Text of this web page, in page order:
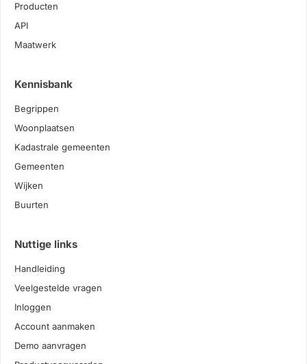
Producten
API
Maatwerk
Kennisbank
Begrippen
Woonplaatsen
Kadastrale gemeenten
Gemeenten
Wijken
Buurten
Nuttige links
Handleiding
Veelgestelde vragen
Inloggen
Account aanmaken
Demo aanvragen